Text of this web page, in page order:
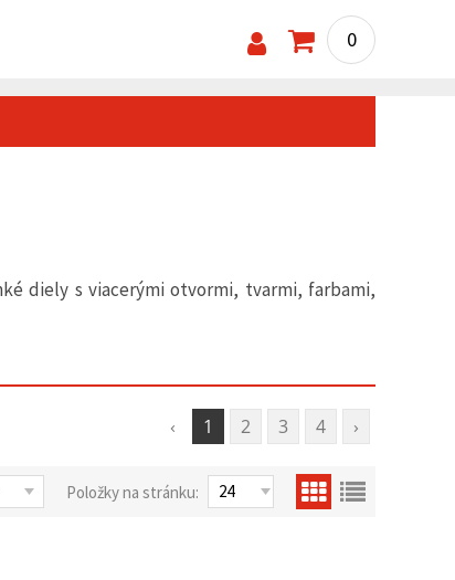
0
diely s viacerými otvormi, tvarmi, farbami,
‹ 1 2 3 4 ›
Položky na stránku: